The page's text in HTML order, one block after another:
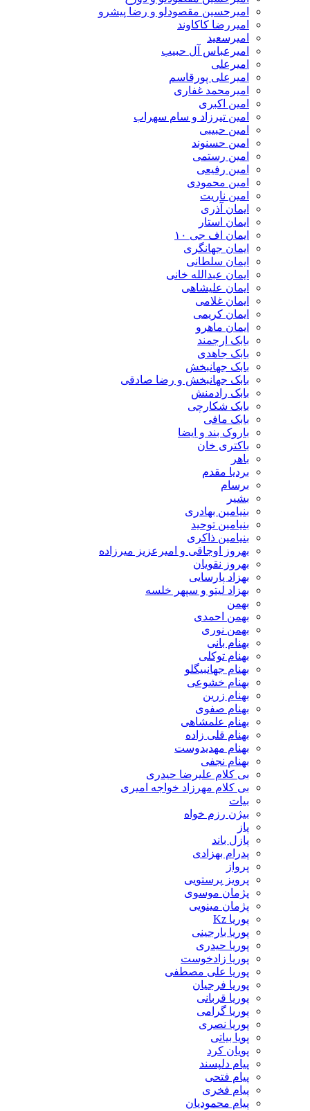
امیرحسین مقصودلو و رضا پیشرو
امیررضا کاکاوند
امیرسعید
امیرعباس آل حبیب
امیرعلی
امیرعلی پورقاسم
امیرمحمد غفاری
امین اکبری
امین تیرزاد و سام سهراب
امین حبیبی
امین حسنوند
امین رستمی
امین رفیعی
امین محمودی
امین ناریت
ایمان آذری
ایمان استار
ایمان اف جی ۱۰
ایمان جهانگری
ایمان سلطانی
ایمان عبدالله خانی
ایمان علیشاهی
ایمان غلامی
ایمان کریمی
ایمان ماهرو
بابک ارجمند
بابک جاهدی
بابک جهانبخش
بابک جهانبخش و رضا صادقی
بابک رادمنش
بابک شکارچی
بابک مافی
باروک بند و ایضا
باکتری خان
باهر
بردیا مقدم
برسام
بشیر
بنیامین بهادری
بنیامین توحید
بنیامین ذاکری
بهروز اوجاقی و امیرعزیز میرزاده
بهروز نقویان
بهزاد پارسایی
بهزاد لیتو و سپهر خلسه
بهمن
بهمن احمدی
بهمن نوری
بهنام بانی
بهنام توکلی
بهنام جهانبیگلو
بهنام خشوعی
بهنام زرین
بهنام صفوی
بهنام علمشاهی
بهنام قلی زاده
بهنام مهدیدوست
بهنام نجفی
بی کلام علیرضا حیدری
بی کلام مهرزاد خواجه امیری
بیات
بیژن رزم خواه
پاز
پازل باند
پدرام بهزادی
پرواز
پرویز پرستویی
پژمان موسوی
پژمان مینویی
پوریا Kz
پوریا بارجینی
پوریا حیدری
پوریا زادخوست
پوریا علی مصطفی
پوریا فرجیان
پوریا قربانی
پوریا گرامی
پوریا نصری
پویا بیاتی
پویان کرد
پیام دلپسند
پیام فتحی
پیام فخری
پیام محمودیان